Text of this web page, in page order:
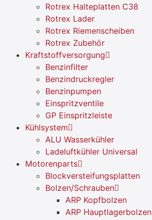
Rotrex Halteplatten C38
Rotrex Lader
Rotrex Riemenscheiben
Rotrex Zubehör
Kraftstoffversorgung
Benzinfilter
Benzindruckregler
Benzinpumpen
Einspritzventile
GP Einspritzleiste
Kühlsystem
ALU Wasserkühler
Ladeluftkühler Universal
Motorenparts
Blockversteifungsplatten
Bolzen/Schrauben
ARP Kopfbolzen
ARP Hauptlagerbolzen